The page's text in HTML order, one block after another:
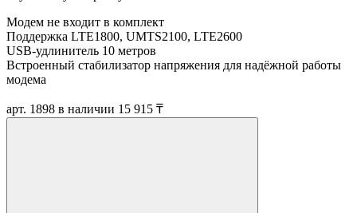
Модем не входит в комплект
Поддержка LTE1800, UMTS2100, LTE2600
USB-удлинитель 10 метров
Встроенный стабилизатор напряжения для надёжной работы
модема
арт. 1898 в наличии 15 915 ₸